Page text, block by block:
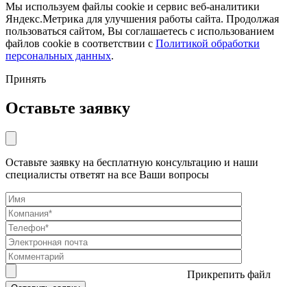
Мы используем файлы cookie и сервис веб-аналитики
Яндекс.Метрика для улучшения работы сайта. Продолжая
пользоваться сайтом, Вы соглашаетесь с использованием
файлов cookie в соответствии с Политикой обработки
персональных данных.
Принять
Оставьте заявку
Оставьте заявку на бесплатную консультацию и наши
специалисты ответят на все Ваши вопросы
Прикрепить файл